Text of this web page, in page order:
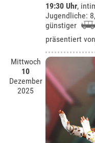
19:30 Uhr,
Jugendliche:
günstiger
präsentiert
Mittwoch
10
Dezember
2025